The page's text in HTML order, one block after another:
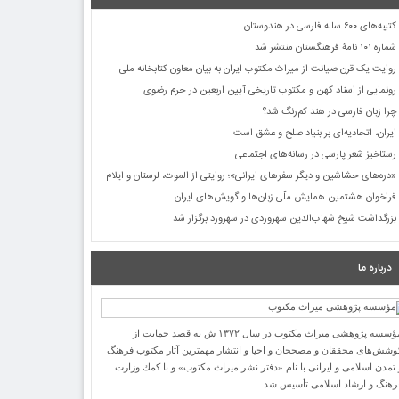
کتیبه‌های ۶۰۰ ساله فارسی در هندوستان
شماره ۱۰۱ نامۀ فرهنگستان منتشر شد
روایت یک قرن صیانت از میراث مکتوب ایران به بیان معاون کتابخانه ملی
رونمایی از اسناد کهن و مکتوب تاریخی آیین اربعین در حرم رضوی
چرا زبان فارسی در هند کم‌رنگ شد؟
ایران، اتحادیه‌ای بر بنیاد صلح و عشق است
رستاخیز شعر پارسی در رسانه‌های اجتماعی
«دره‌های حشاشین و دیگر سفرهای ایرانی»؛ روایتی از الموت، لرستان و ایلام
فراخوان هشتمین همایش ملّی زبان‌ها و گویش‌های ایران
بزرگداشت شیخ شهاب‌الدین سهروردی در سهرورد برگزار شد
درباره ما
مؤسسه پژوهشی میراث مكتوب در سال ۱۳۷۲ ش به قصد حمایت از
محققان و مصححان و احیا و انتشار مهمترین آثار مكتوب فرهنگ
تمدن اسلامی و ایرانی با نام «دفتر نشر میراث مكتوب» و با كمك وزارت
و ارشاد اسلامی تأسیس شد.